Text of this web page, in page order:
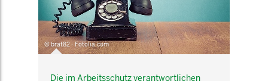
© brat82 - Fotolia.com
Die im Arbeitsschutz verantwortlichen